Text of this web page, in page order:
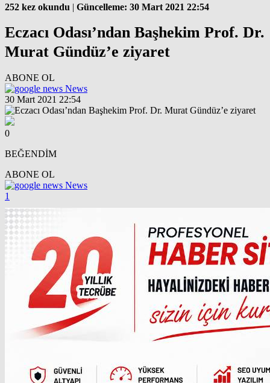
252 kez okundu | Güncelleme: 30 Mart 2021 22:54
Eczacı Odası’ndan Başhekim Prof. Dr.
Murat Gündüz’e ziyaret
ABONE OL
News
30 Mart 2021 22:54
0
BEĞENDİM
ABONE OL
News
1